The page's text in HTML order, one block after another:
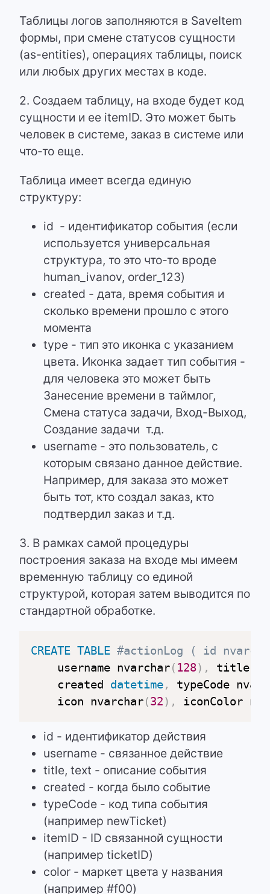
Таблицы логов заполняются в SaveItem
формы, при смене статусов сущности
(as-entities), операциях таблицы, поиск
или любых других местах в коде.
2. Создаем таблицу, на входе будет код
сущности и ее itemID. Это может быть
человек в системе, заказ в системе или
что-то еще.
Таблица имеет всегда единую
структуру:
id - идентификатор события (если
используется универсальная
структура, то это что-то вроде
human_ivanov, order_123)
created - дата, время события и
сколько времени прошло с этого
момента
type - тип это иконка с указанием
цвета. Иконка задает тип события -
для человека это может быть
Занесение времени в таймлог,
Смена статуса задачи, Вход-Выход,
Создание задачи т.д.
username - это пользователь, с
которым связано данное действие.
Например, для заказа это может
быть тот, кто создал заказ, кто
подтвердил заказ и т.д.
3. В рамках самой процедуры
построения заказа на входе мы имеем
временную таблицу со единой
структурой, которая затем выводится по
стандартной обработке.
CREATE TABLE #actionLog ( id
    username nvarchar
( 128) ,
title
    created
datetime,
typeCode
    icon nvarchar
(32) , iconColor
id - идентификатор действия
username - cвязанное действие
title, text - описание события
created - когда было событие
typeCode - код типа события
(например newTicket)
itemID - ID связанной сущности
(например ticketID)
color - маркет цвета у названия
(например #f00)